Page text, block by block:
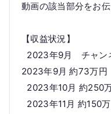
動画の該当部分をお伝
【収益状況】
2023年9月 チャン
2023年9月 約73万円
2023年10月 約250
2023年11月 約150